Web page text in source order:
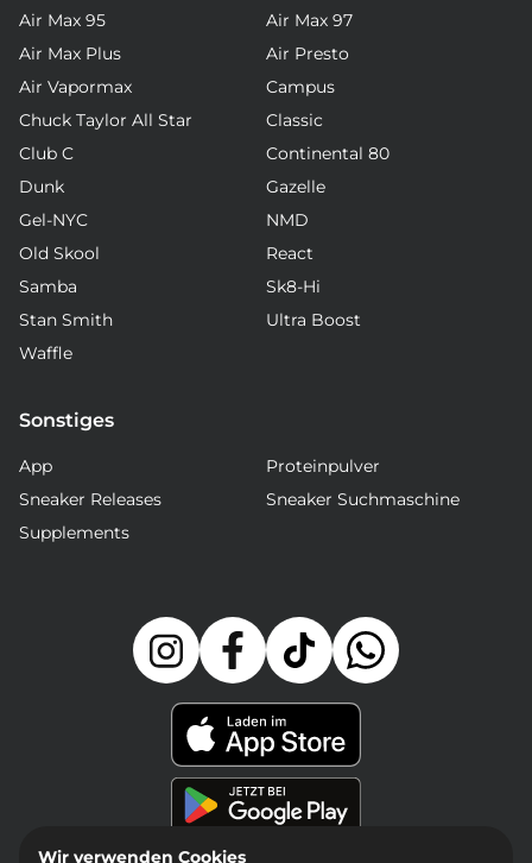
Air Max 95
Air Max 97
Air Max Plus
Air Presto
Air Vapormax
Campus
Chuck Taylor All Star
Classic
Club C
Continental 80
Dunk
Gazelle
Gel-NYC
NMD
Old Skool
React
Samba
Sk8-Hi
Stan Smith
Ultra Boost
Waffle
Sonstiges
App
Proteinpulver
Sneaker Releases
Sneaker Suchmaschine
Supplements
Wir verwenden Cookies